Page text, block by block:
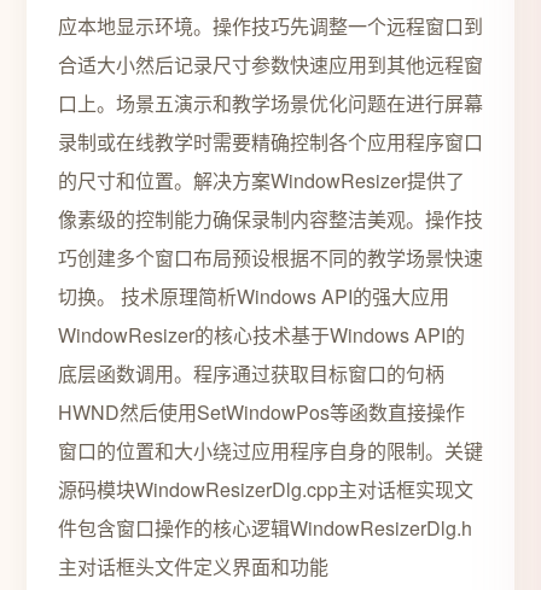
应本地显示环境。操作技巧先调整一个远程窗口到
合适大小然后记录尺寸参数快速应用到其他远程窗
口上。场景五演示和教学场景优化问题在进行屏幕
录制或在线教学时需要精确控制各个应用程序窗口
的尺寸和位置。解决方案WindowResizer提供了
像素级的控制能力确保录制内容整洁美观。操作技
巧创建多个窗口布局预设根据不同的教学场景快速
切换。 技术原理简析Windows API的强大应用
WindowResizer的核心技术基于Windows API的
底层函数调用。程序通过获取目标窗口的句柄
HWND然后使用SetWindowPos等函数直接操作
窗口的位置和大小绕过应用程序自身的限制。关键
源码模块WindowResizerDlg.cpp主对话框实现文
件包含窗口操作的核心逻辑WindowResizerDlg.h
主对话框头文件定义界面和功能